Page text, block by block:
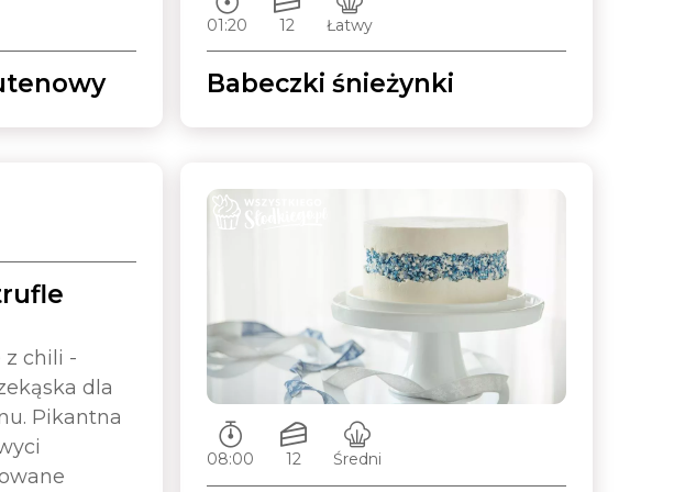
z chili -
dla
Pikantna
01:20
12
Łatwy
Babeczki śnieżynki
Czas przygotowywania:
08:00
Ilość porcji:
12
Poziom trudności:
Średni